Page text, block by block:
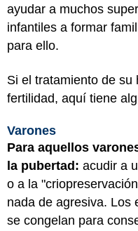
ayudar a muchos
infantiles a formar
para ello.
Si el tratamiento de su
fertilidad, aquí tiene
Varones
Para aquellos
la pubertad: acudir a
o a la
nada de agresiva. Los
se congelan para